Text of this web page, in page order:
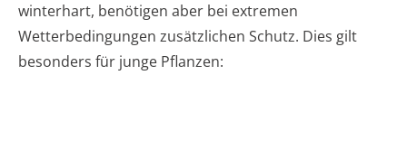
winterhart, benötigen aber bei extremen
Wetterbedingungen zusätzlichen Schutz. Dies gilt
besonders für junge Pflanzen: